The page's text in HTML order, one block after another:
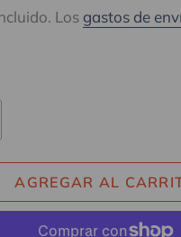
Los gastos de
AGREGAR AL